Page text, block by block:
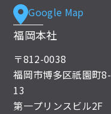
Google Map
福岡本社
〒812-0038
福岡市博多区祇園町8-
13
第一プリンスビル2F